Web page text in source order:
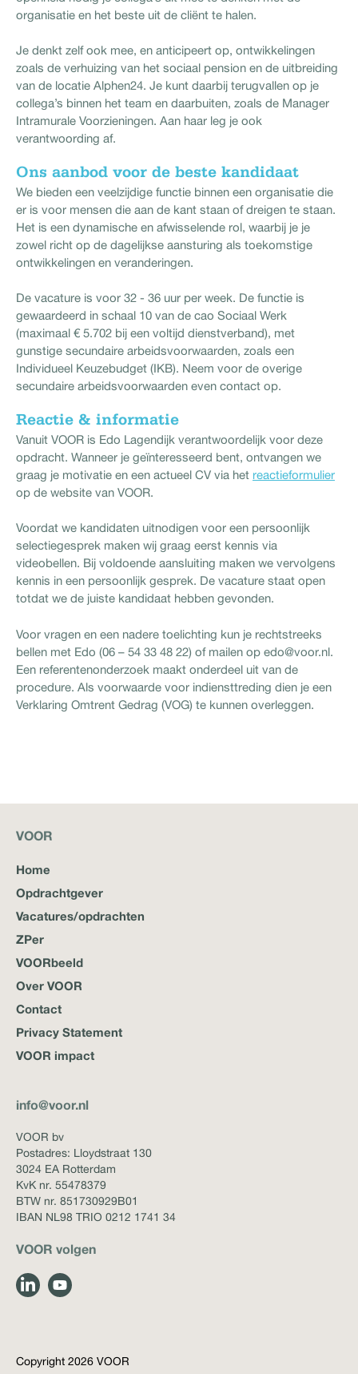
organisatie en het beste uit de cliënt te halen.
Je denkt zelf ook mee, en anticipeert op, ontwikkelingen
zoals de verhuizing van het sociaal pension en de uitbreiding
van de locatie Alphen24. Je kunt daarbij terugvallen op je
collega’s binnen het team en daarbuiten, zoals de Manager
Intramurale Voorzieningen. Aan haar leg je ook
verantwoording af.
Ons aanbod voor de beste kandidaat
We bieden een veelzijdige functie binnen een organisatie die
er is voor mensen die aan de kant staan of dreigen te staan.
Het is een dynamische en afwisselende rol, waarbij je je
zowel richt op de dagelijkse aansturing als toekomstige
ontwikkelingen en veranderingen.
De vacature is voor 32 - 36 uur per week. De functie is
gewaardeerd in schaal 10 van de cao Sociaal Werk
(maximaal € 5.702 bij een voltijd dienstverband), met
gunstige secundaire arbeidsvoorwaarden, zoals een
Individueel Keuzebudget (IKB). Neem voor de overige
secundaire arbeidsvoorwaarden even contact op.
Reactie & informatie
Vanuit VOOR is Edo Lagendijk verantwoordelijk voor deze
opdracht. Wanneer je geïnteresseerd bent, ontvangen we
graag je motivatie en een actueel CV via het reactieformulier
op de website van VOOR.
Voordat we kandidaten uitnodigen voor een persoonlijk
selectiegesprek maken wij graag eerst kennis via
videobellen. Bij voldoende aansluiting maken we vervolgens
kennis in een persoonlijk gesprek. De vacature staat open
totdat we de juiste kandidaat hebben gevonden.
Voor vragen en een nadere toelichting kun je rechtstreeks
bellen met Edo (06 – 54 33 48 22) of mailen op edo@voor.nl.
Een referentenonderzoek maakt onderdeel uit van de
procedure. Als voorwaarde voor indiensttreding dien je een
Verklaring Omtrent Gedrag (VOG) te kunnen overleggen.
VOOR
Home
Opdrachtgever
Vacatures/opdrachten
ZPer
VOORbeeld
Over VOOR
Contact
Privacy Statement
VOOR impact
info@voor.nl
VOOR bv
Postadres: Lloydstraat 130
3024 EA Rotterdam
KvK nr. 55478379
BTW nr. 851730929B01
IBAN NL98 TRIO 0212 1741 34
VOOR volgen
Copyright 2026 VOOR